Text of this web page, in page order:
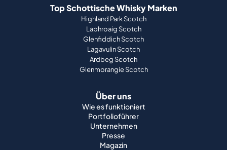
Top Schottische Whisky Marken
Highland Park Scotch
Laphroaig Scotch
Glenfiddich Scotch
Lagavulin Scotch
Ardbeg Scotch
Glenmorangie Scotch
Über uns
Wie es funktioniert
Portfolioführer
Unternehmen
Presse
Magazin